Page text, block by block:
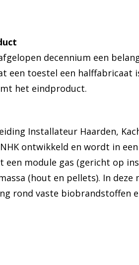
decennium een
een toestel een halffabricaat
het eindproduct.
Installateur Haarden,
ontwikkeld en wordt in
een module gas (gericht op
(hout en pellets). In deze
rond vaste biobrandstoffen